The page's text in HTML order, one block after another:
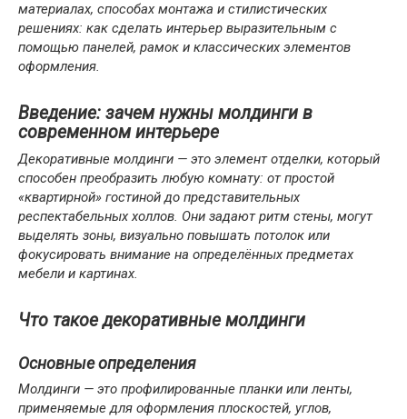
материалах, способах монтажа и стилистических
решениях: как сделать интерьер выразительным с
помощью панелей, рамок и классических элементов
оформления.
Введение: зачем нужны молдинги в
современном интерьере
Декоративные молдинги — это элемент отделки, который
способен преобразить любую комнату: от простой
«квартирной» гостиной до представительных
респектабельных холлов. Они задают ритм стены, могут
выделять зоны, визуально повышать потолок или
фокусировать внимание на определённых предметах
мебели и картинах.
Что такое декоративные молдинги
Основные определения
Молдинги — это профилированные планки или ленты,
применяемые для оформления плоскостей, углов,